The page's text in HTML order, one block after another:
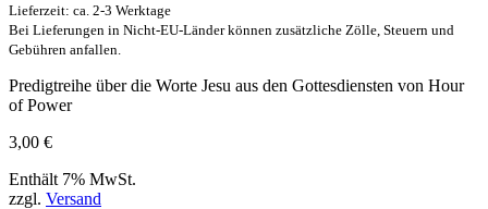
Lieferzeit: ca. 2-3 Werktage
Bei Lieferungen in Nicht-EU-Länder können zusätzliche Zölle, Steuern und
Gebühren anfallen.
Predigtreihe über die Worte Jesu aus den Gottesdiensten von Hour
of Power
3,00 €
Enthält 7% MwSt.
zzgl. Versand